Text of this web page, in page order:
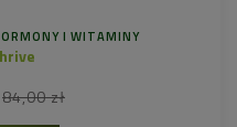
I WITAMINY
84,00 zł